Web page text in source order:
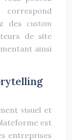
des custom
de site
ainsi
visuel et
est
entreprises